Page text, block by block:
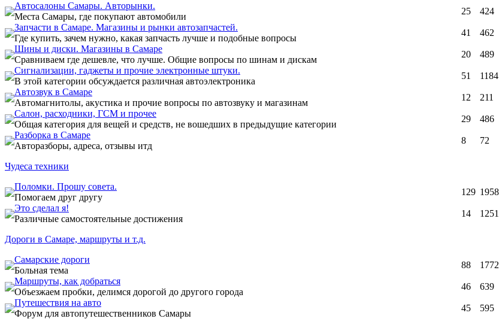
Автосалоны Самары. Авторынки.
Места Самары, где покупают автомобили
25 424
Запчасти в Самаре. Магазины и рынки автозапчастей.
Где купить, зачем нужно, какая запчасть лучше и подобные вопросы
41 462
Шины и диски. Магазины в Самаре
Сравниваем где дешевле, что лучше. Общие вопросы по шинам и дискам
20 489
Сигнализации, гаджеты и прочие электронные штуки.
В этой категории обсуждается различная автоэлектроника
51 1184
Автозвук в Самаре
Автомагнитолы, акустика и прочие вопросы по автозвуку и магазинам
12 211
Салон, расходники, ГСМ и прочее
Общая категория для вещей и средств, не вошедших в предыдущие категории
29 486
Разборка в Самаре
Авторазборы, адреса, отзывы итд
8 72
Чудеса техники
Поломки. Прошу совета.
Помогаем друг другу
129 1958
Это сделал я!
Различные самостоятельные достижения
14 1251
Дороги в Самаре, маршруты и т.д.
Самарские дороги
Больная тема
88 1772
Маршруты, как добраться
Объезжаем пробки, делимся дорогой до другого города
46 639
Путешествия на авто
Форум для автопутешественников Самары
45 595